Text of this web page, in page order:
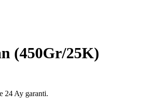
(450Gr/25K)
24 Ay garanti.